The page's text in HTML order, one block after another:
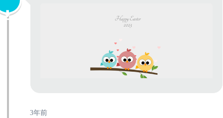
3年前